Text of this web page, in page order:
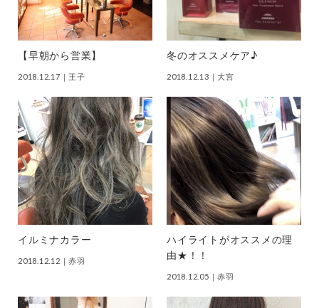
【早朝から営業】
2018.12.17 ｜王子
冬のオススメケア♪
2018.12.13 ｜大宮
イルミナカラー
2018.12.12 ｜赤羽
ハイライトがオススメの理
由★！！
2018.12.05 ｜赤羽